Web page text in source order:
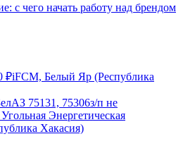
с чего начать работу над брендом
₽iFCM, Белый Яр (Республика
75131, 75306з/п не
Энергетическая
Хакасия)